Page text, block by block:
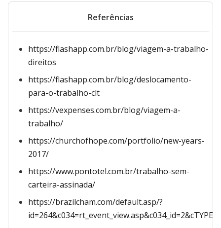
Referências
https://flashapp.com.br/blog/viagem-a-trabalho-
direitos
https://flashapp.com.br/blog/deslocamento-
para-o-trabalho-clt
https://vexpenses.com.br/blog/viagem-a-
trabalho/
https://churchofhope.com/portfolio/new-years-
2017/
https://www.pontotel.com.br/trabalho-sem-
carteira-assinada/
https://brazilcham.com/default.asp/?